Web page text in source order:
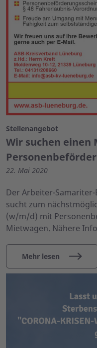
Stellenangebot
Wir suchen
22. Mai 2020
Der Arbeiter-
sucht zum
(w/m/d) mit
Mietwagen. Nähere
Mehr lesen